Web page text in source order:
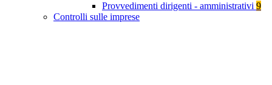
Provvedimenti dirigenti - amministrativi 9
Controlli sulle imprese